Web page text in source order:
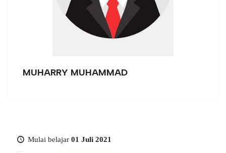
MUHARRY MUHAMMAD
Mulai belajar 01 Juli 2021